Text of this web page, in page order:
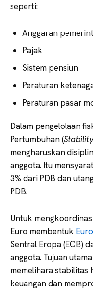
seperti:
Anggaran
Pajak
Sistem pensiun
Peraturan
Peraturan pasar
Dalam pengelolaan
Pertumbuhan (
mengharuskan
anggota. Itu
3% dari PDB dan
PDB.
Untuk
Euro membentuk
Sentral Eropa (ECB)
anggota. Tujuan
memelihara stabilitas
keuangan dan